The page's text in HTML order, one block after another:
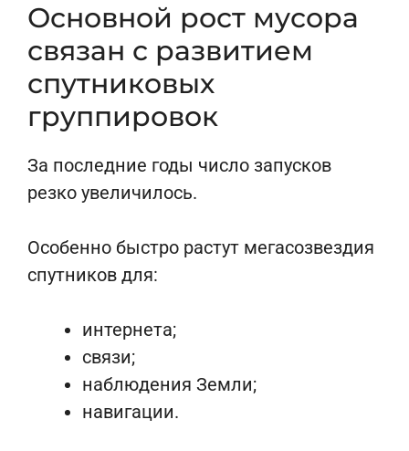
Основной рост мусора
связан с развитием
спутниковых
группировок
За последние годы число запусков
резко увеличилось.
Особенно быстро растут мегасозвездия
спутников для:
интернета;
связи;
наблюдения Земли;
навигации.